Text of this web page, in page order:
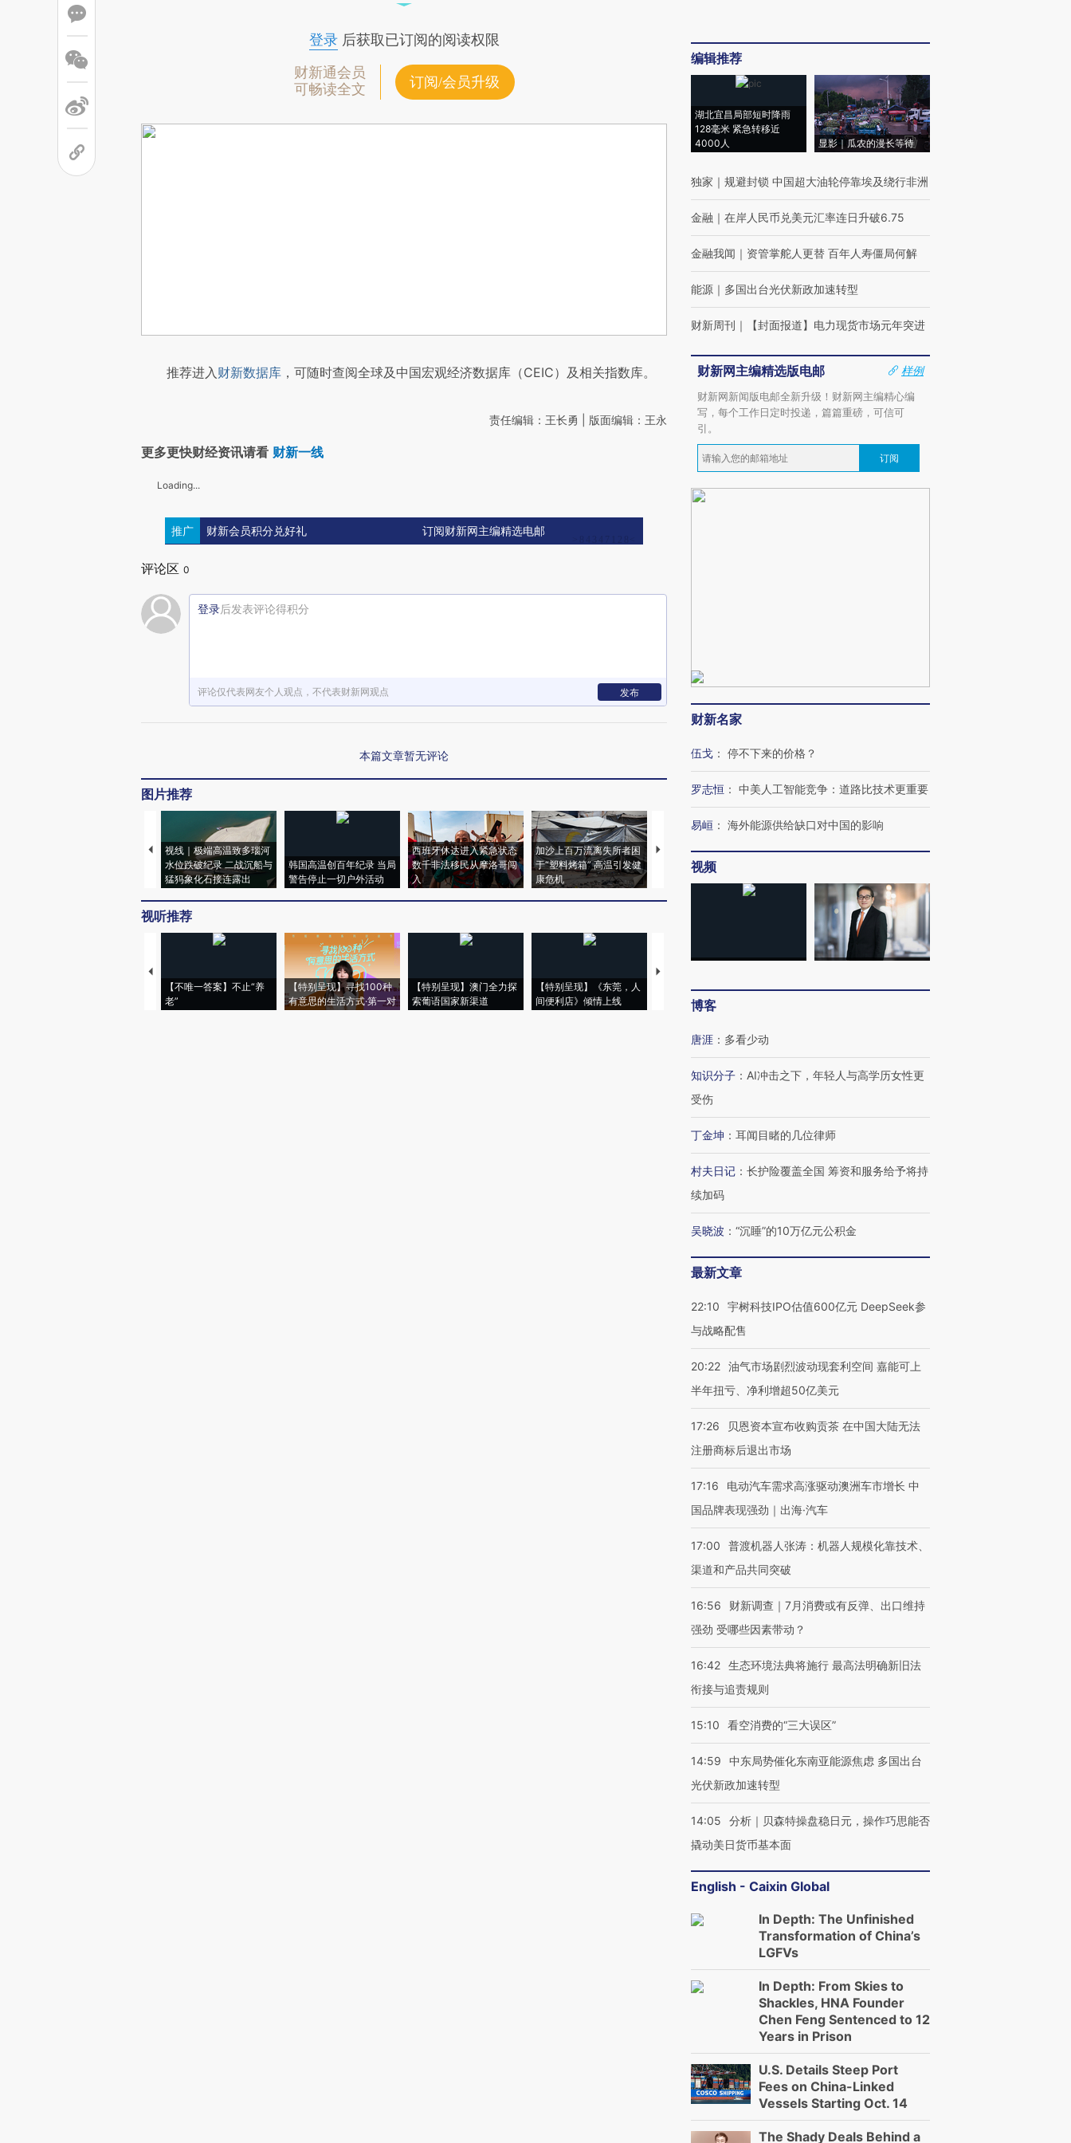
登录后获取已订阅的阅读权限
财新通会员
可畅读全文
订阅/会员升级
推荐进入财新数据库 ，可随时查阅全球及中国宏观经济数据库（CEIC）及相关指数库。
责任编辑：王长勇 | 版面编辑：王永
更多更快财经资讯请看 财新一线
Loading...
推广 财新会员积分兑好礼 订阅财新网主编精选电邮
评论区 0
登录后发表评论得积分
评论仅代表网友个人观点，不代表财新网观点 发布
本篇文章暂无评论
图片推荐
视线｜极端高温致多瑙河
水位跌破纪录 二战沉船与
猛犸象化石接连露出
韩国高温创百年纪录 当局
警告停止一切户外活动
西班牙休达进入紧急状态
数千非法移民从摩洛哥闯
入
加沙上百万流离失所者困
于“塑料烤箱” 高温引发健
康危机
视线｜HYROX的吸金
术：是什么让中产们甘
马航飞行员跨国走私7万
视线｜被称为“蟑螂”的印
视听推荐
【不唯一答案】不止“养
老”
【特别呈现】寻找100种
有意思的生活方式·第一对
【特别呈现】澳门全力探
索葡语国家新渠道
【特别呈现】《东莞，人
间便利店》倾情上线
【推广】走进第四届链博
会，让数智科技“链”接产
【特别呈现】寻找100种
CFO：不靠规模取胜，华
编辑推荐
湖北宜昌局部短时降雨
128毫米 紧急转移近
4000人
显影｜瓜农的漫长等待
独家 ｜ 规避封锁 中国超大油轮停靠埃及绕行非洲
金融 ｜ 在岸人民币兑美元汇率连日升破6.75
金融我闻 ｜ 资管掌舵人更替 百年人寿僵局何解
能源 ｜ 多国出台光伏新政加速转型
财新周刊 ｜ 【封面报道】电力现货市场元年突进
财新网主编精选版电邮
样例
财新网新闻版电邮全新升级！财新网主编精心编
写，每个工作日定时投递，篇篇重磅，可信可
引。
订阅
财新名家
伍戈 ： 停不下来的价格？
罗志恒 ： 中美人工智能竞争：道路比技术更重要
易峘 ： 海外能源供给缺口对中国的影响
视频
博客
唐涯 ： 多看少动
知识分子 ： AI冲击之下，年轻人与高学历女性更
受伤
丁金坤 ： 耳闻目睹的几位律师
村夫日记 ： 长护险覆盖全国 筹资和服务给予将持
续加码
吴晓波 ： “沉睡”的10万亿元公积金
最新文章
22:10
宇树科技IPO估值600亿元 DeepSeek参
与战略配售
20:22 油气市场剧烈波动现套利空间 嘉能可上
半年扭亏、净利增超50亿美元
17:26
贝恩资本宣布收购贡茶 在中国大陆无法
注册商标后退出市场
17:16
电动汽车需求高涨驱动澳洲车市增长 中
国品牌表现强劲｜出海·汽车
17:00
普渡机器人张涛：机器人规模化靠技术、
渠道和产品共同突破
16:56
财新调查｜7月消费或有反弹、出口维持
强劲 受哪些因素带动？
16:42 生态环境法典将施行 最高法明确新旧法
衔接与追责规则
15:10 看空消费的“三大误区”
14:59
中东局势催化东南亚能源焦虑 多国出台
光伏新政加速转型
14:05
分析｜贝森特操盘稳日元，操作巧思能否
撬动美日货币基本面
English - Caixin Global
In Depth: The Unfinished
Transformation of China’s
LGFVs
In Depth: From Skies to
Shackles, HNA Founder
Chen Feng Sentenced to 12
Years in Prison
U.S. Details Steep Port
Fees on China-Linked
Vessels Starting Oct. 14
The Shady Deals Behind a